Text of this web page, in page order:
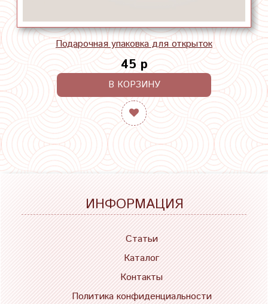
Подарочная упаковка для открыток
45 р
В КОРЗИНУ
ИНФОРМАЦИЯ
Статьи
Каталог
Контакты
Политика конфиденциальности